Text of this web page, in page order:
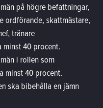
på högre befattningar,
ordförande, skattmästare,
tränare
minst 40 procent.
i rollen som
minst 40 procent.
ska bibehålla en jämn